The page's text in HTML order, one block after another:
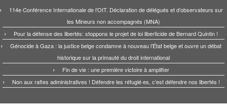
114e Conférence Internationale de l’OIT. Déclaration de délégués et d’observateurs sur
les Mineurs non accompagnés (MNA)
Pour la défense des libertés: stoppons le projet de loi liberticide de Bernard Quintin !
Génocide à Gaza : la justice belge condamne à nouveau l’État belge et ouvre un débat
historique sur la primauté du droit international
Fin de vie : une première victoire à amplifier
Non aux rafles administratives ! Défendre les réfugié·es, c’est défendre nos libertés !